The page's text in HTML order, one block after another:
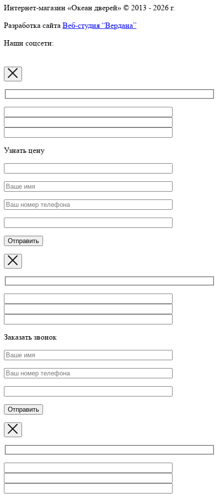
Интернет-магазин «Океан дверей» © 2013 - 2026 г.
Разработка сайта Веб-студия “Вердана”
Наши соцсети:
Узнать цену
Заказать звонок